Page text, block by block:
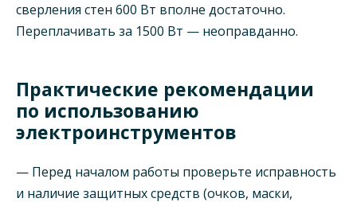
сверления стен 600 Вт вполне достаточно.
Переплачивать за 1500 Вт — неоправданно.
Практические рекомендации
по использованию
электроинструментов
— Перед началом работы проверьте исправность
и наличие защитных средств (очков, маски,